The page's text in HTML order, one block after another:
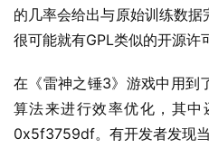
的几率会给出与原始训练数
很可能就有GPL类似的开源许
在《雷神之锤3》游戏中用到
算法来进行效率优化，其
0x5f3759df。有开发者发现